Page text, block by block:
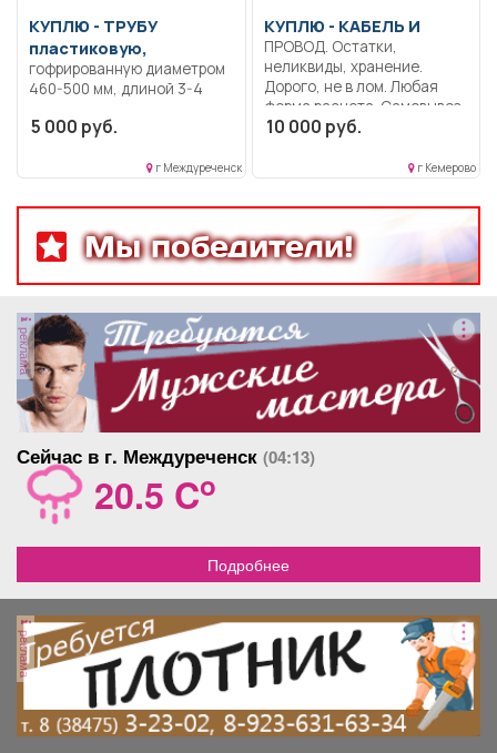
КУПЛЮ - ТРУБУ
пластиковую,
гофрированную диаметром
460-500 мм, длиной 3-4
5 000 руб.
г Междуреченск
КУПЛЮ - КАБЕЛЬ И
ПРОВОД. Остатки,
неликвиды, хранение.
Дорого, не в лом. Любая
форма расчета. Самовывоз.
10 000 руб.
г Кемерово
Мы победители!
реклама
Сейчас в г. Междуреченск (04:13)
20.5 Co
Подробнее
реклама